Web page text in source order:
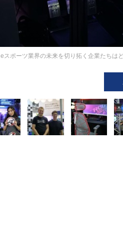
eスポーツ業界の未来を切り拓く企業たちは